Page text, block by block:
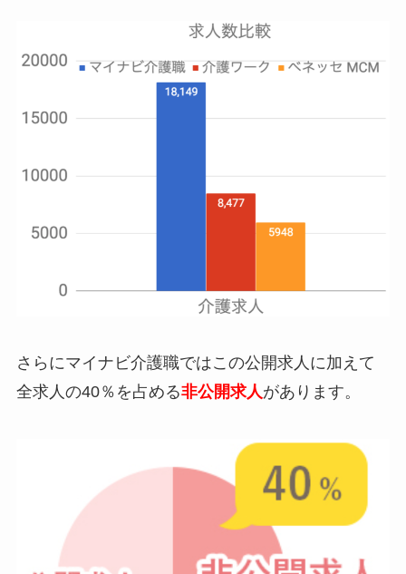
さらにマイナビ介護職ではこの公開求人に加えて
全求人の40％を占める非公開求人があります。